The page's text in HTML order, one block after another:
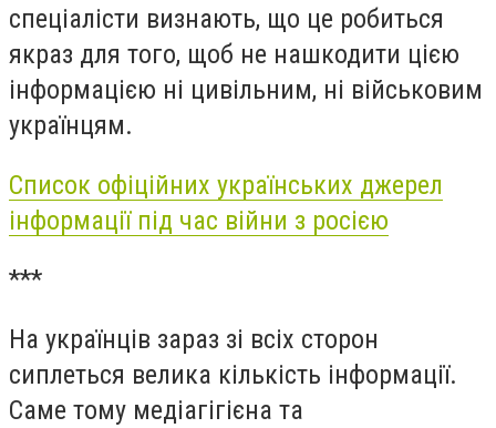
спеціалісти визнають, що це робиться
якраз для того, щоб не нашкодити цією
інформацією ні цивільним, ні військовим
українцям.
Список офіційних українських джерел
інформації під час війни з росією
***
На українців зараз зі всіх сторон
сиплеться велика кількість інформації.
Саме тому медіагігієна та